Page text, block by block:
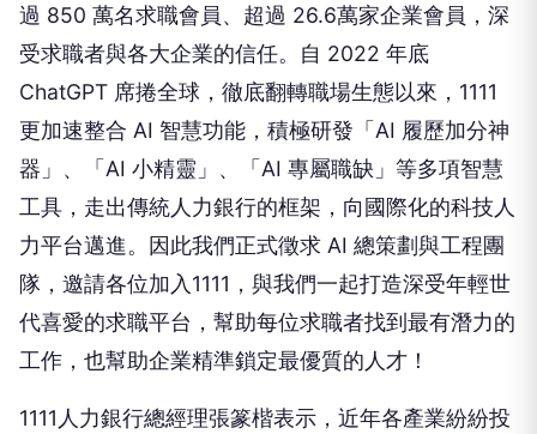
過 850 萬名求職會員、超過 26.6萬家企業會員，深
受求職者與各大企業的信任。自 2022 年底
ChatGPT 席捲全球，徹底翻轉職場生態以來，1111
更加速整合 AI 智慧功能，積極研發「AI 履歷加分神
器」、「AI 小精靈」、「AI 專屬職缺」等多項智慧
工具，走出傳統人力銀行的框架，向國際化的科技人
力平台邁進。因此我們正式徵求 AI 總策劃與工程團
隊，邀請各位加入1111，與我們一起打造深受年輕世
代喜愛的求職平台，幫助每位求職者找到最有潛力的
工作，也幫助企業精準鎖定最優質的人才！
1111人力銀行總經理張篆楷表示，近年各產業紛紛投